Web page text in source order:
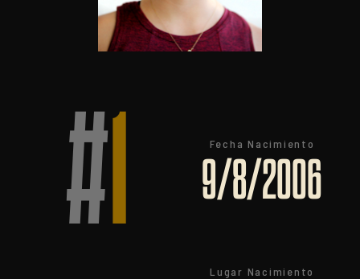
#1 Fecha Nacimiento
9/8/2006
Lugar Nacimiento